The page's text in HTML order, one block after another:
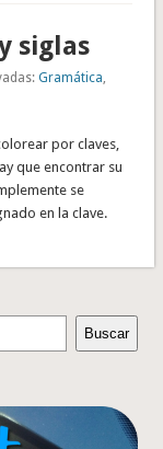
siglas
Gramática
por claves,
que encontrar su
se
en la clave.
Buscar